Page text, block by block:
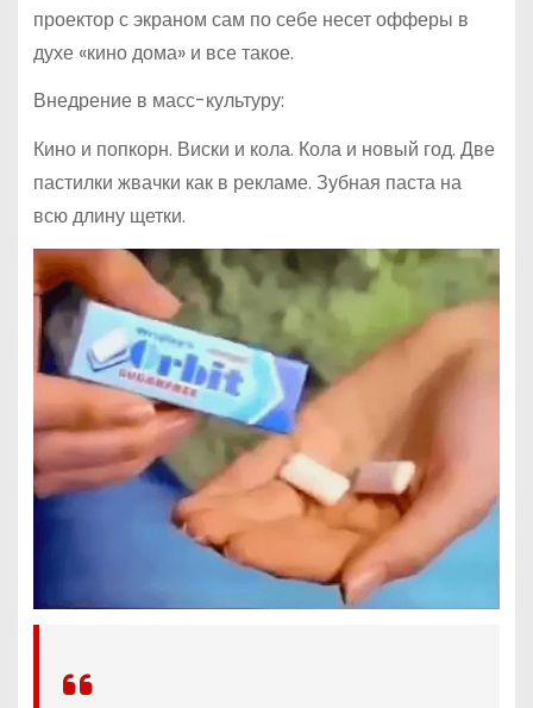
проектор с экраном сам по себе несет офферы в
духе «кино дома» и все такое.
Внедрение в масс-культуру:
Кино и попкорн. Виски и кола. Кола и новый год. Две
пастилки жвачки как в рекламе. Зубная паста на
всю длину щетки.